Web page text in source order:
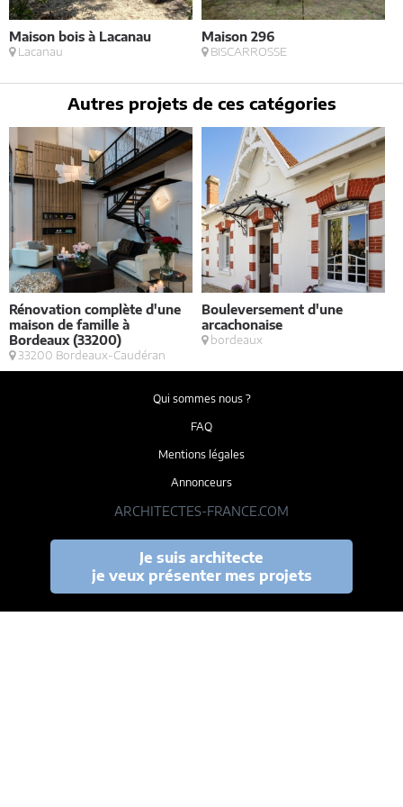
Maison bois à Lacanau
Lacanau
Maison 296
BISCARROSSE
Autres projets de ces catégories
Rénovation complète d'une
maison de famille à
Bordeaux (33200)
33200 Bordeaux-Caudéran
Bouleversement d'une
arcachonaise
bordeaux
Qui sommes nous ?
FAQ
Mentions légales
Annonceurs
ARCHITECTES-FRANCE.COM
Je suis architecte
je veux présenter mes projets